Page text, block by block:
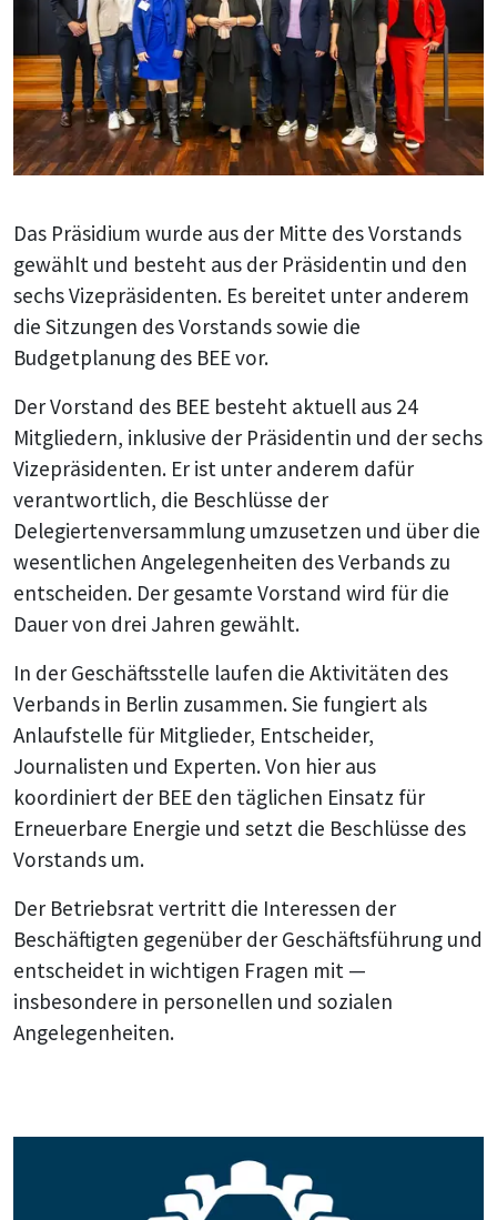
Das Präsidium wurde aus der Mitte des Vorstands
gewählt und besteht aus der Präsidentin und den
sechs Vizepräsidenten. Es bereitet unter anderem
die Sitzungen des Vorstands sowie die
Budgetplanung des BEE vor.
Der Vorstand des BEE besteht aktuell aus 24
Mitgliedern, inklusive der Präsidentin und der sechs
Vizepräsidenten. Er ist unter anderem dafür
verantwortlich, die Beschlüsse der
Delegiertenversammlung umzusetzen und über die
wesentlichen Angelegenheiten des Verbands zu
entscheiden. Der gesamte Vorstand wird für die
Dauer von drei Jahren gewählt.
In der Geschäftsstelle laufen die Aktivitäten des
Verbands in Berlin zusammen. Sie fungiert als
Anlaufstelle für Mitglieder, Entscheider,
Journalisten und Experten. Von hier aus
koordiniert der BEE den täglichen Einsatz für
Erneuerbare Energie und setzt die Beschlüsse des
Vorstands um.
Der Betriebsrat vertritt die Interessen der
Beschäftigten gegenüber der Geschäftsführung und
entscheidet in wichtigen Fragen mit —
insbesondere in personellen und sozialen
Angelegenheiten.